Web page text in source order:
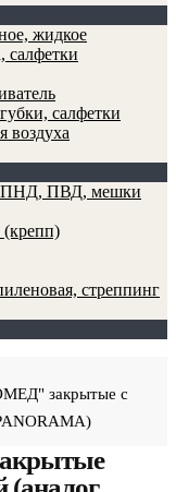
жидкое
салфетки
салфетки
воздуха
ПНД, ПВД, мешки
стреппинг
закрытые с